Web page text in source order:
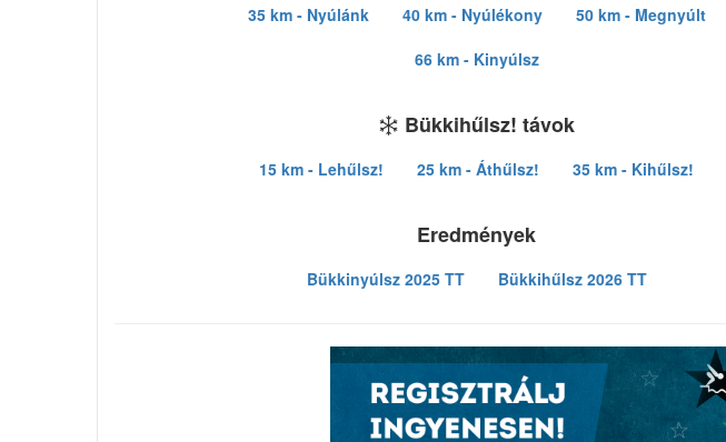
35 km - Nyúlánk
40 km - Nyúlékony
50 km - Megnyúlt
66 km - Kinyúlsz
Bükkihűlsz! távok
15 km - Lehűlsz! 25 km - Áthűlsz! 35 km - Kihűlsz!
Eredmények
Bükkinyúlsz 2025 TT Bükkihűlsz 2026 TT